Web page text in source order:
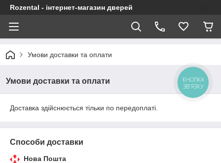
Rozental - інтернет-магазин дверей
Умови доставки та оплати
Умови доставки та оплати
Доставка здійснюється тільки по передоплаті.
Способи доставки
Нова Пошта
КНОПКА
ЗВ'ЯЗКУ